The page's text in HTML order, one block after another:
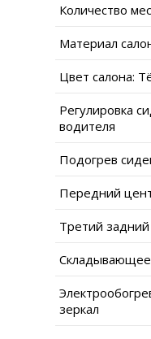
Количество
Материал
Цвет салона:
Регулировка
водителя
Подогрев
Передний
Третий
зеркал